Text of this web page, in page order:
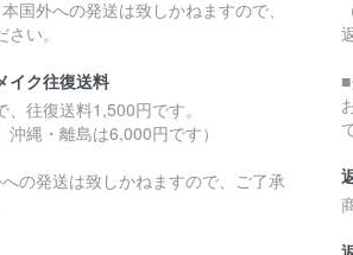
国外への発送は致しかねますので、
い。
イク往復送料
、往復送料1,500円です。
沖縄・離島は6,000円です）
の発送は致しかねますので、ご了承